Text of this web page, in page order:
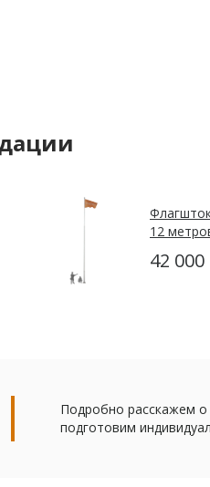
12
42
Подробно расскажем о
подготовим